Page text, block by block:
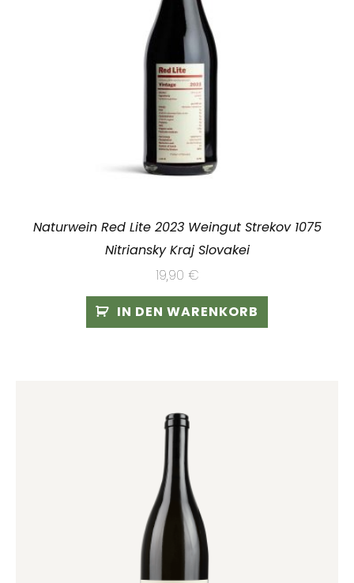
Naturwein Red Lite 2023 Weingut Strekov 1075
Nitriansky Kraj Slovakei
19,90 €
IN DEN WARENKORB